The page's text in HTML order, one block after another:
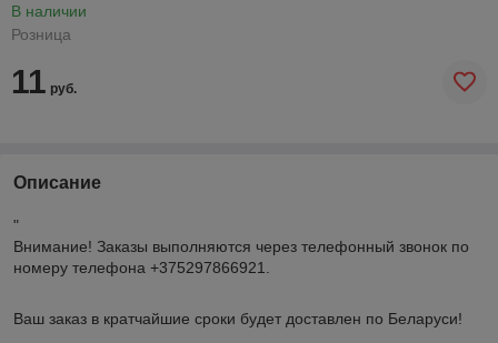
В наличии
Розница
11 руб.
Описание
"
Внимание! Заказы выполняются через телефонный звонок по
номеру телефона +375297866921.
Ваш заказ в кратчайшие сроки будет доставлен по Беларуси!